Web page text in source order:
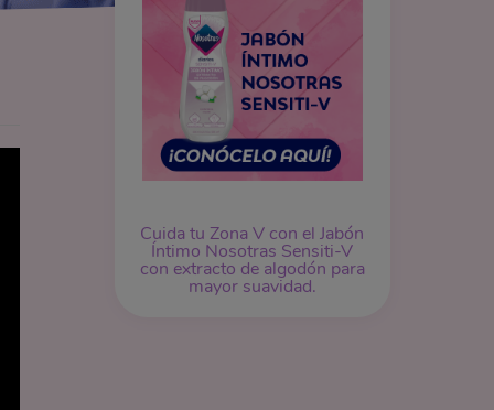
Cuida tu Zona V con el Jabón
Íntimo Nosotras Sensiti-V
con extracto de algodón para
mayor suavidad.